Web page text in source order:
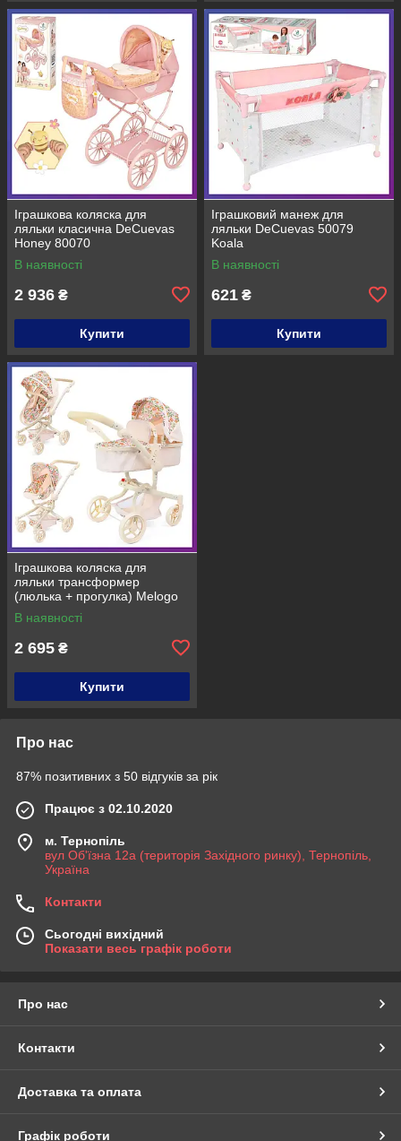
Іграшкова коляска для
ляльки класична DeCuevas
Honey 80070
В наявності
2 936 ₴
Купити
Іграшковий манеж для
ляльки DeCuevas 50079
Koala
В наявності
621 ₴
Купити
Іграшкова коляска для
ляльки трансформер
(люлька + прогулка) Melogo
9695C
В наявності
2 695 ₴
Купити
Про нас
87% позитивних з 50 відгуків за рік
Працює з 02.10.2020
м. Тернопіль
вул Об'їзна 12а (територія Західного ринку), Тернопіль,
Україна
Контакти
Сьогодні вихідний
Показати весь графік роботи
Про нас
Контакти
Доставка та оплата
Графік роботи